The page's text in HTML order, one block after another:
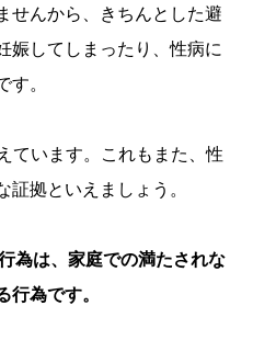
せんから、きちんとした避
娠してしまったり、性病に
。
ています。これもまた、性
拠といえましょう。
為は、家庭での満たされな
為です。